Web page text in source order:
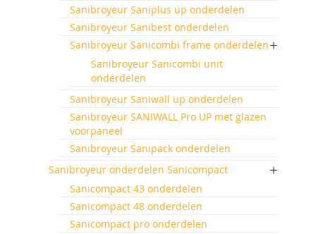
Sanibroyeur Saniplus up onderdelen
Sanibroyeur Sanibest onderdelen
Sanibroyeur Sanicombi frame onderdelen
Sanibroyeur Sanicombi unit
onderdelen
Sanibroyeur Saniwall up onderdelen
Sanibroyeur SANIWALL Pro UP met glazen
voorpaneel
Sanibroyeur Sanipack onderdelen
Sanibroyeur onderdelen Sanicompact
Sanicompact 43 onderdelen
Sanicompact 48 onderdelen
Sanicompact pro onderdelen